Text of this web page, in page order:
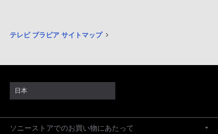
テレビ ブラビア サイトマップ
日本
ソニーストアでのお買い物にあたって